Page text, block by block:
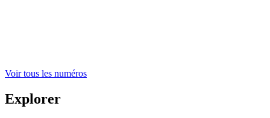
Voir tous les numéros
Explorer